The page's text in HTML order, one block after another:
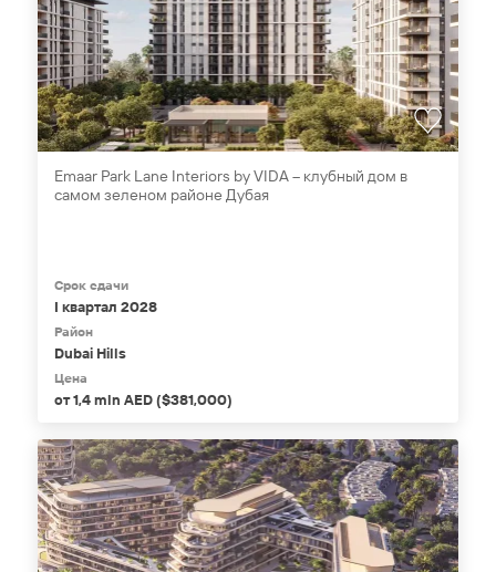
Emaar Park Lane Interiors by VIDA – клубный дом в
самом зеленом районе Дубая
Срок сдачи
I квартал 2028
Район
Dubai Hills
Цена
от 1,4 mln AED ($381,000)